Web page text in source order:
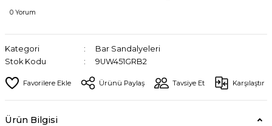
0 Yorum
Kategori
Bar Sandalyeleri
Stok Kodu
9UW451GRB2
Ürünü Paylaş Tavsiye Et Karşılaştır
Ürün Bilgisi